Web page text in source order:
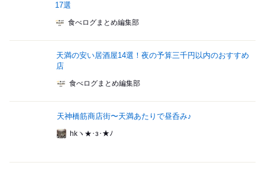
17選
食べログまとめ編集部
天満の安い居酒屋14選！夜の予算三千円以内のおすすめ
店
食べログまとめ編集部
天神橋筋商店街〜天満あたりで昼呑み♪
hkヽ★･з･★ﾉ